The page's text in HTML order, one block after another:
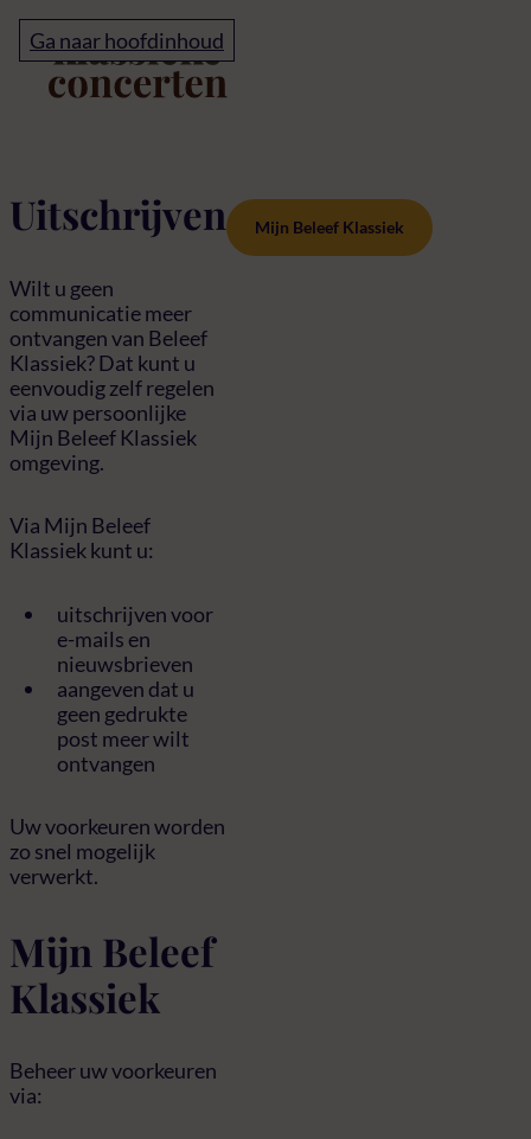
Ga naar hoofdinhoud
Uitschrijven
Uitschrijven
Wilt u geen
communicatie meer
ontvangen van Beleef
Klassiek? Dat kunt u
eenvoudig zelf regelen
via uw persoonlijke
Mijn Beleef Klassiek
omgeving.
Via Mijn Beleef
Klassiek kunt u:
uitschrijven voor
e-mails en
nieuwsbrieven
aangeven dat u
geen gedrukte
post meer wilt
ontvangen
Uw voorkeuren worden
zo snel mogelijk
verwerkt.
Mijn Beleef
Klassiek
Beheer uw voorkeuren
via:
Mijn Beleef Klassiek